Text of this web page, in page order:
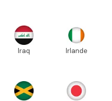
Iraq Irlande